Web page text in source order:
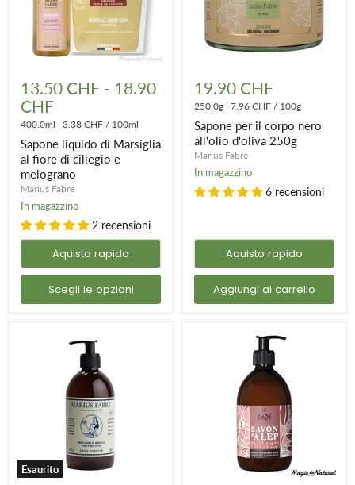
liquido
di
Marsiglia
al
fiore
di
ciliegio
e
melograno
13.50 CHF - 18.90
CHF
400.0ml | 3.38 CHF / 100ml
Sapone liquido di Marsiglia
al fiore di ciliegio e
melograno
Marius Fabre
In magazzino
2 recensioni
Aquisto rapido
Scegli le opzioni
per
corpo
nero
all'olio
d'oliva
250g
19.90 CHF
250.0g | 7.96 CHF / 100g
Sapone per il corpo nero
all'olio d'oliva 250g
Marius Fabre
In magazzino
6 recensioni
Aquisto rapido
Aggiungi al carrello
Esaurito